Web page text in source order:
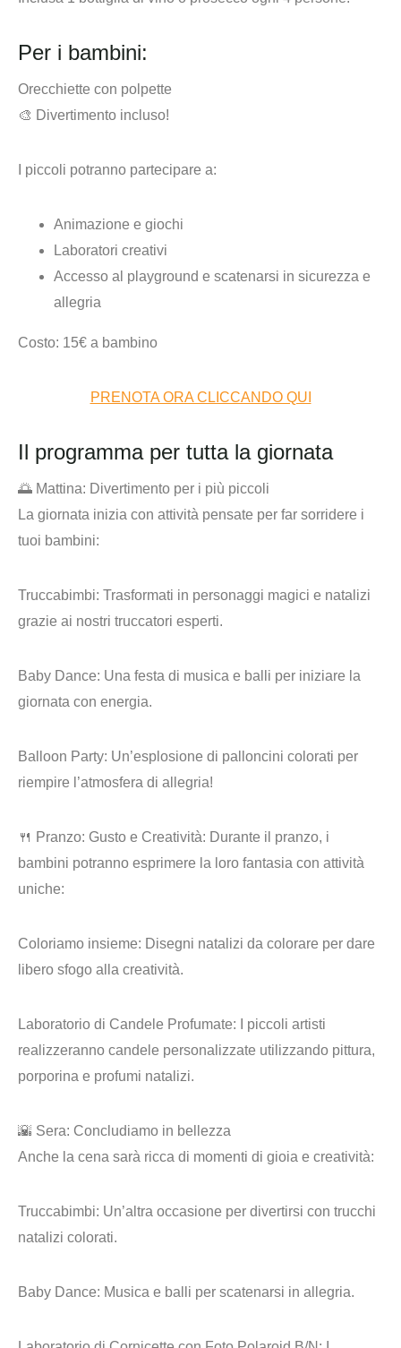
Per i bambini:
Orecchiette con polpette
🎨 Divertimento incluso!
I piccoli potranno partecipare a:
Animazione e giochi
Laboratori creativi
Accesso al playground e scatenarsi in sicurezza e
allegria
Costo: 15€ a bambino
PRENOTA ORA CLICCANDO QUI
Il programma per tutta la giornata
🌅 Mattina: Divertimento per i più piccoli
La giornata inizia con attività pensate per far sorridere i
tuoi bambini:
Truccabimbi: Trasformati in personaggi magici e natalizi
grazie ai nostri truccatori esperti.
Baby Dance: Una festa di musica e balli per iniziare la
giornata con energia.
Balloon Party: Un’esplosione di palloncini colorati per
riempire l’atmosfera di allegria!
🍴 Pranzo: Gusto e Creatività: Durante il pranzo, i
bambini potranno esprimere la loro fantasia con attività
uniche:
Coloriamo insieme: Disegni natalizi da colorare per dare
libero sfogo alla creatività.
Laboratorio di Candele Profumate: I piccoli artisti
realizzeranno candele personalizzate utilizzando pittura,
porporina e profumi natalizi.
🌇 Sera: Concludiamo in bellezza
Anche la cena sarà ricca di momenti di gioia e creatività:
Truccabimbi: Un’altra occasione per divertirsi con trucchi
natalizi colorati.
Baby Dance: Musica e balli per scatenarsi in allegria.